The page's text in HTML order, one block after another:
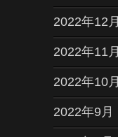
2022年12月
2022年11月
2022年10月
2022年9月